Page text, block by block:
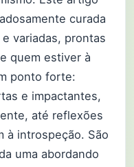
curada
variadas, prontas
quem estiver à
ponto forte:
e impactantes,
até reflexões
à introspeção. São
uma abordando